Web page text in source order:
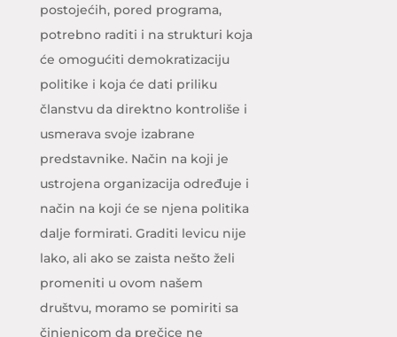
postojećih, pored programa,
potrebno raditi i na strukturi koja
će omogućiti demokratizaciju
politike i koja će dati priliku
članstvu da direktno kontroliše i
usmerava svoje izabrane
predstavnike. Način na koji je
ustrojena organizacija određuje i
način na koji će se njena politika
dalje formirati. Graditi levicu nije
lako, ali ako se zaista nešto želi
promeniti u ovom našem
društvu, moramo se pomiriti sa
činjenicom da prečice ne